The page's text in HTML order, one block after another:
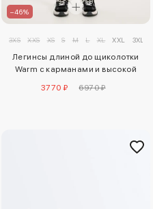
–46%
3XS XXS XS S M L XL XXL 3XL
Легинсы длиной до щиколотки
Warm с карманами и высокой
3770 ₽ 6970 ₽